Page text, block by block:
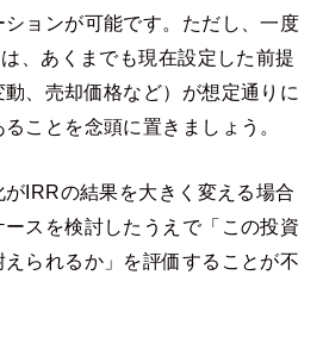
ョンが可能です。ただし、一度
、あくまでも現在設定した前提
、売却価格など）が想定通りに
ことを念頭に置きましょう。
IRRの結果を大きく変える場合
スを検討したうえで「この投資
られるか」を評価することが不